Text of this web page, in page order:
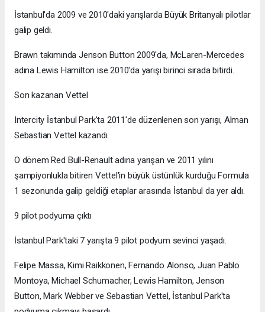
İstanbul'da 2009 ve 2010'daki yarışlarda Büyük Britanyalı pilotlar
galip geldi.
Brawn takımında Jenson Button 2009'da, McLaren-Mercedes
adına Lewis Hamilton ise 2010'da yarışı birinci sırada bitirdi.
Son kazanan Vettel
Intercity İstanbul Park'ta 2011'de düzenlenen son yarışı, Alman
Sebastian Vettel kazandı.
O dönem Red Bull-Renault adına yarışan ve 2011 yılını
şampiyonlukla bitiren Vettel'in büyük üstünlük kurduğu Formula
1 sezonunda galip geldiği etaplar arasında İstanbul da yer aldı.
9 pilot podyuma çıktı
İstanbul Park'taki 7 yarışta 9 pilot podyum sevinci yaşadı.
Felipe Massa, Kimi Raikkonen, Fernando Alonso, Juan Pablo
Montoya, Michael Schumacher, Lewis Hamilton, Jenson
Button, Mark Webber ve Sebastian Vettel, İstanbul Park'ta